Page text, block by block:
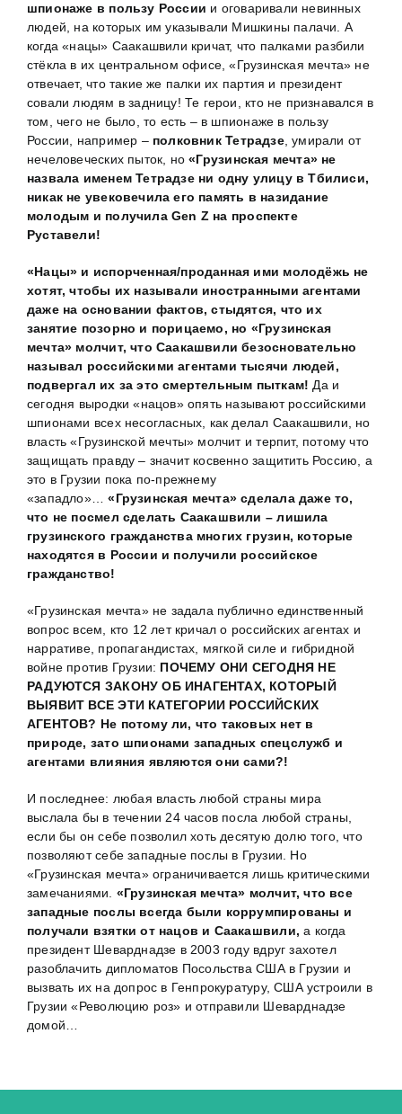
шпионаже в пользу России и оговаривали невинных
людей, на которых им указывали Мишкины палачи. А
когда «нацы» Саакашвили кричат, что палками разбили
стёкла в их центральном офисе, «Грузинская мечта» не
отвечает, что такие же палки их партия и президент
совали людям в задницу! Те герои, кто не признавался в
том, чего не было, то есть – в шпионаже в пользу
России, например – полковник Тетрадзе, умирали от
нечеловеческих пыток, но«Грузинская мечта» не
назвала именем Тетрадзе ни одну улицу в Тбилиси,
никак не увековечила его память в назидание
молодым и получила Gen Z на проспекте
Руставели!
«Нацы» и испорченная/проданная ими молодёжь не
хотят, чтобы их называли иностранными агентами
даже на основании фактов, стыдятся, что их
занятие позорно и порицаемо, но «Грузинская
мечта» молчит, что Саакашвили безосновательно
называл российскими агентами тысячи людей,
подвергал их за это смертельным пыткам! Да и
сегодня выродки «нацов» опять называют российскими
шпионами всех несогласных, как делал Саакашвили, но
власть «Грузинской мечты» молчит и терпит, потому что
защищать правду – значит косвенно защитить Россию, а
это в Грузии пока по-прежнему
«западло»…«Грузинская мечта» сделала даже то,
что не посмел сделать Саакашвили – лишила
грузинского гражданства многих грузин, которые
находятся в России и получили российское
гражданство!
«Грузинская мечта» не задала публично единственный
вопрос всем, кто 12 лет кричал о российских агентах и
нарративе, пропагандистах, мягкой силе и гибридной
войне против Грузии: ПОЧЕМУ ОНИ СЕГОДНЯ НЕ
РАДУЮТСЯ ЗАКОНУ ОБ ИНАГЕНТАХ, КОТОРЫЙ
ВЫЯВИТ ВСЕ ЭТИ КАТЕГОРИИ РОССИЙСКИХ
АГЕНТОВ? Не потому ли, что таковых нет в
природе, зато шпионами западных спецслужб и
агентами влияния являются они сами?!
И последнее: любая власть любой страны мира
выслала бы в течении 24 часов посла любой страны,
если бы он себе позволил хоть десятую долю того, что
позволяют себе западные послы в Грузии. Но
«Грузинская мечта» ограничивается лишь критическими
замечаниями. «Грузинская мечта» молчит, что все
западные послы всегда были коррумпированы и
получали взятки от нацов и Саакашвили, а когда
президент Шеварднадзе в 2003 году вдруг захотел
разоблачить дипломатов Посольства США в Грузии и
вызвать их на допрос в Генпрокуратуру, США устроили в
Грузии «Революцию роз» и отправили Шеварднадзе
домой…